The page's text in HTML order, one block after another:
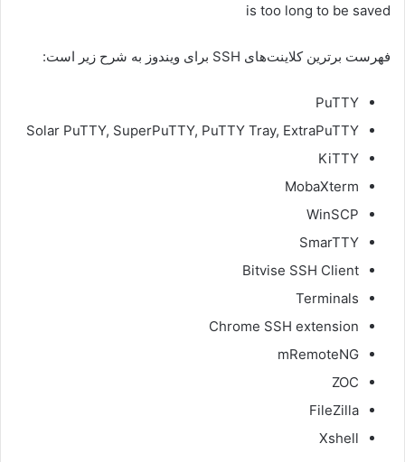
is too long to be saved
فهرست برترین کلاینت‌های SSH برای ویندوز به شرح زیر است:
PuTTY
Solar PuTTY, SuperPuTTY, PuTTY Tray, ExtraPuTTY
KiTTY
MobaXterm
WinSCP
SmarTTY
Bitvise SSH Client
Terminals
Chrome SSH extension
mRemoteNG
ZOC
FileZilla
Xshell